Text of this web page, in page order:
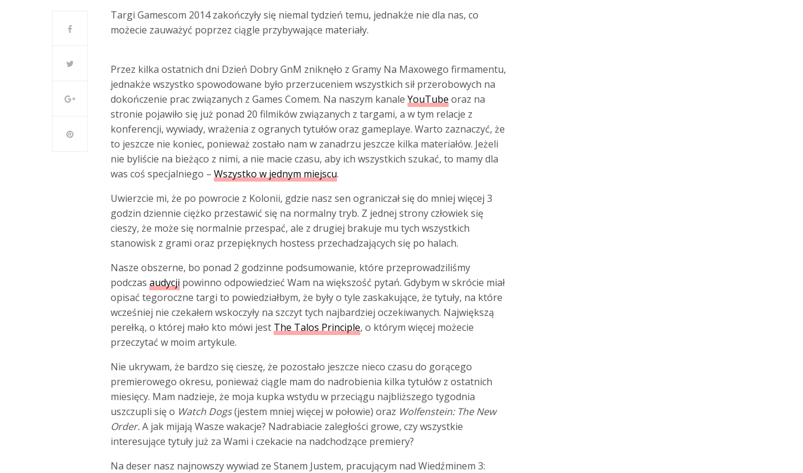
Targi Gamescom 2014 zakończyły się niemal tydzień temu, jednakże nie dla nas, co
możecie zauważyć poprzez ciągle przybywające materiały.
Przez kilka ostatnich dni Dzień Dobry GnM zniknęło z Gramy Na Maxowego firmamentu,
jednakże wszystko spowodowane było przerzuceniem wszystkich sił przerobowych na
dokończenie prac związanych z Games Comem. Na naszym kanaleYouTube oraz na
stronie pojawiło się już ponad 20 filmików związanych z targami, a w tym relacje z
konferencji, wywiady, wrażenia z ogranych tytułów oraz gameplaye. Warto zaznaczyć, że
to jeszcze nie koniec, ponieważ zostało nam w zanadrzu jeszcze kilka materiałów. Jeżeli
nie byliście na bieżąco z nimi, a nie macie czasu, aby ich wszystkich szukać, to mamy dla
was coś specjalniego –Wszystko w jednym miejscu.
Uwierzcie mi, że po powrocie z Kolonii, gdzie nasz sen ograniczał się do mniej więcej 3
godzin dziennie ciężko przestawić się na normalny tryb. Z jednej strony człowiek się
cieszy, że może się normalnie przespać, ale z drugiej brakuje mu tych wszystkich
stanowisk z grami oraz przepięknych hostess przechadzających się po halach.
Nasze obszerne, bo ponad 2 godzinne podsumowanie, które przeprowadziliśmy
podczasaudycji powinno odpowiedzieć Wam na większość pytań. Gdybym w skrócie miał
opisać tegoroczne targi to powiedziałbym, że były o tyle zaskakujące, że tytuły, na które
wcześniej nie czekałem wskoczyły na szczyt tych najbardziej oczekiwanych. Największą
perełką, o której mało kto mówi jest The Talos Principle, o którym więcej możecie
przeczytać w moim artykule.
Nie ukrywam, że bardzo się cieszę, że pozostało jeszcze nieco czasu do gorącego
premierowego okresu, ponieważ ciągle mam do nadrobienia kilka tytułów z ostatnich
miesięcy. Mam nadzieje, że moja kupka wstydu w przeciągu najbliższego tygodnia
uszczupli się o Watch Dogs(jestem mniej więcej w połowie) oraz Wolfenstein: The New
Order.A jak mijają Wasze wakacje? Nadrabiacie zaległości growe, czy wszystkie
interesujące tytuły już za Wami i czekacie na nadchodzące premiery?
Na deser nasz najnowszy wywiad ze Stanem Justem, pracującym nad Wiedźminem 3: